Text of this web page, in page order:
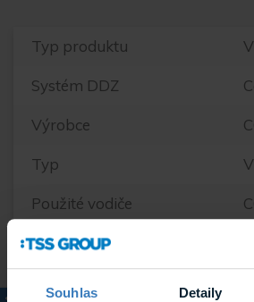
Souhlas Detaily
Typ produktu
Systém DDZ
Výrobce
Typ
Použité vodiče
Typ vnitřních jednotek